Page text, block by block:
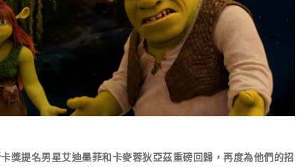
獎提名男星艾迪墨菲和卡麥蓉狄亞茲重磅回歸，再度為他們的招